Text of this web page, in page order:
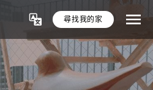
尋找我的家